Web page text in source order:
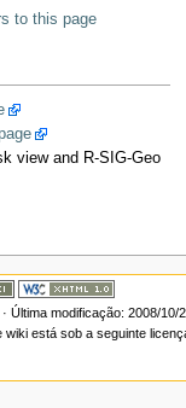
view and R-SIG-Geo
Última modificação: 2008/10/
wiki está sob a seguinte